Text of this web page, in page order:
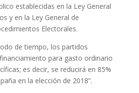
establecidas en la Ley General
y en la Ley General de
Electorales.
de tiempo, los partidos
para gasto ordinario
es decir, se reducirá en 85%
en la elección de 2018”.